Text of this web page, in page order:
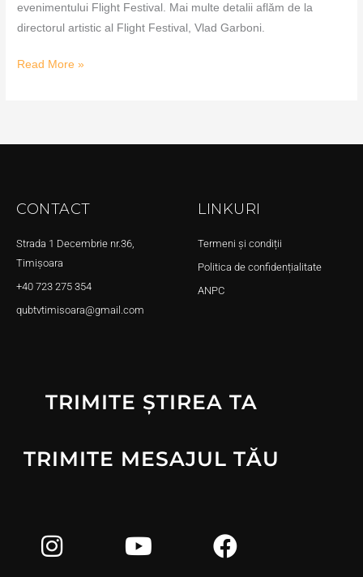
evenimentului Flight Festival. Mai multe detalii aflăm de la
directorul artistic al Flight Festival, Vlad Garboni.
Read More »
CONTACT
Strada 1 Decembrie nr.36,
Timișoara
+40 723 275 354
qubtvtimisoara@gmail.com
LINKURI
Termeni și condiții
Politica de confidențialitate
ANPC
TRIMITE ȘTIREA TA
TRIMITE MESAJUL TĂU